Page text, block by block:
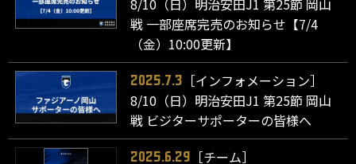
戦 一部座席完売のお知らせ【7/4
（金）10:00更新】
2025.7.3
［インフォメーション］
8/10（日）明治安田J1 第25節 岡山
戦 ビジターサポーターの皆様へ
2025.6.29
［チーム］